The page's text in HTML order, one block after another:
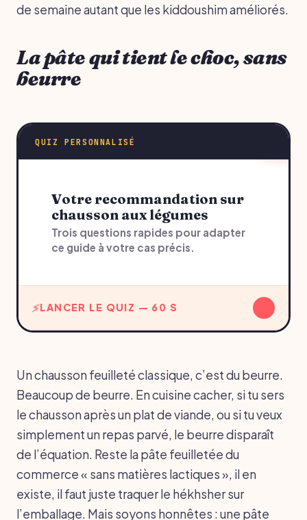
de semaine autant que les kiddoushim améliorés.
La pâte qui tient le choc, sans
beurre
QUIZ PERSONNALISÉ
Votre recommandation sur
chausson aux légumes
Trois questions rapides pour adapter
ce guide à votre cas précis.
LANCER LE QUIZ — 60 S
Un chausson feuilleté classique, c’est du beurre.
Beaucoup de beurre. En cuisine cacher, si tu sers
le chausson après un plat de viande, ou si tu veux
simplement un repas parvé, le beurre disparaît
de l’équation. Reste la pâte feuilletée du
commerce « sans matières lactiques », il en
existe, il faut juste traquer le hékhsher sur
l’emballage. Mais soyons honnêtes : une pâte